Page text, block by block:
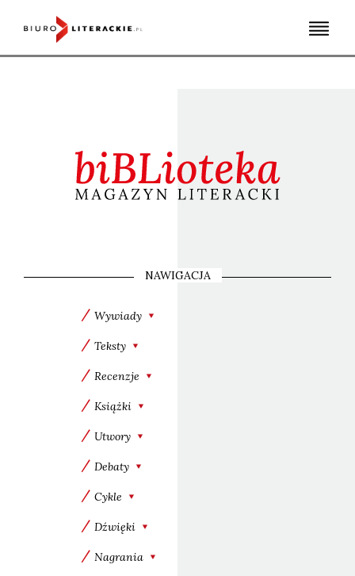
NAWIGACJA
Wywiady
Teksty
Recenzje
Książki
Utwory
Debaty
Cykle
Dźwięki
Nagrania